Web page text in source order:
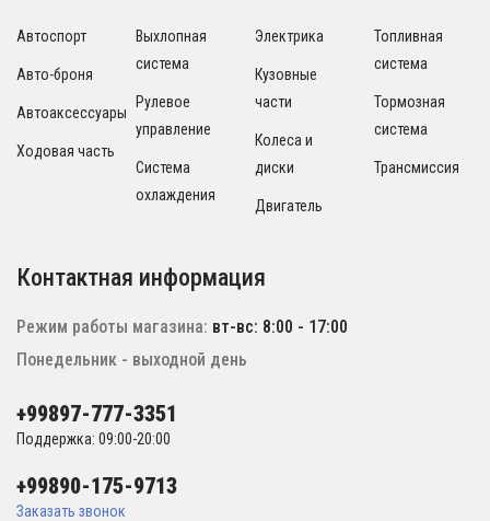
Автоспорт
Авто-броня
Автоаксессуары
Ходовая часть
Выхлопная
система
Рулевое
управление
Система
охлаждения
Электрика
Кузовные
части
Колеса и
диски
Двигатель
Топливная
система
Тормозная
система
Трансмиссия
Контактная информация
Режим работы магазина: вт-вс: 8:00 - 17:00
Понедельник - выходной день
+99897-777-3351
Поддержка: 09:00-20:00
+99890-175-9713
Заказать звонок